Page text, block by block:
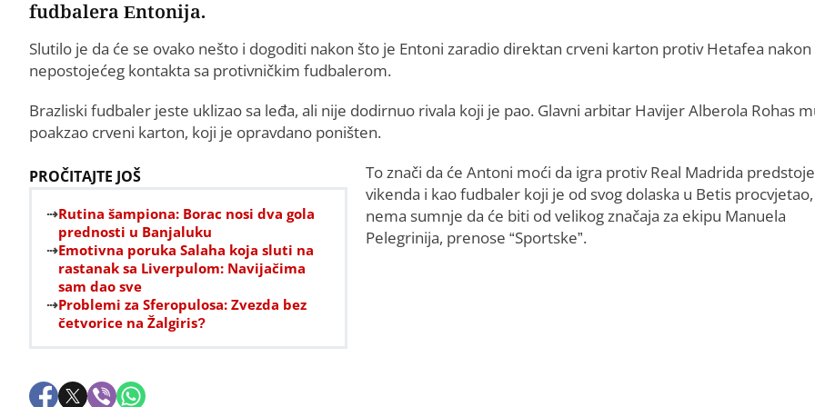
fudbalera Entonija.
Slutilo je da će se ovako nešto i dogoditi nakon što je Entoni zaradio direktan crveni karton protiv Hetafea nakon
nepostojećeg kontakta sa protivničkim fudbalerom.
Brazliski fudbaler jeste uklizao sa leđa, ali nije dodirnuo rivala koji je pao. Glavni arbitar Havijer Alberola Rohas
poakzao crveni karton, koji je opravdano poništen.
PROČITAJTE JOŠ
Rutina šampiona: Borac nosi dva gola
prednosti u Banjaluku
Emotivna poruka Salaha koja sluti na
rastanak sa Liverpulom: Navijačima
sam dao sve
Problemi za Sferopulosa: Zvezda bez
četvorice na Žalgiris?
To znači da će Antoni moći da igra protiv Real Madrida
vikenda i kao fudbaler koji je od svog dolaska u Betis procvjetao,
nema sumnje da će biti od velikog značaja za ekipu Manuela
Pelegrinija, prenose “Sportske”.